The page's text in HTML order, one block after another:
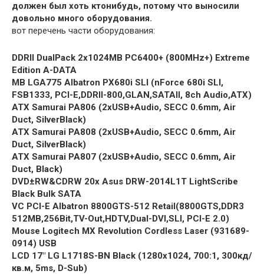
должен был хоть ктонибудь, потому что выносили
довольно много оборудования.
вот перечень части оборудования:
DDRII DualPack 2x1024MB PC6400+ (800MHz+) Extreme
Edition A-DATA
MB LGA775 Albatron PX680i SLI (nForce 680i SLI,
FSB1333, PCI-E,DDRII-800,GLAN,SATAII, 8ch Audio,ATX)
ATX Samurai PA806 (2xUSB+Audio, SECC 0.6mm, Air
Duct, SilverBlack)
ATX Samurai PA808 (2xUSB+Audio, SECC 0.6mm, Air
Duct, SilverBlack)
ATX Samurai PA807 (2xUSB+Audio, SECC 0.6mm, Air
Duct, Black)
DVD±RW&CDRW 20x Asus DRW-2014L1T LightScribe
Black Bulk SATA
VC PCI-E Albatron 8800GTS-512 Retail(8800GTS,DDR3
512MB,256Bit,TV-Out,HDTV,Dual-DVI,SLI, PCI-E 2.0)
Mouse Logitech MX Revolution Cordless Laser (931689-
0914) USB
LCD 17″ LG L1718S-BN Black (1280х1024, 700:1, 300кд/
кв.м, 5ms, D-Sub)